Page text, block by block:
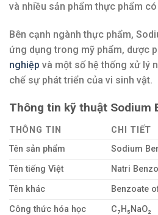
và nhiều sản phẩm thực phẩm
Bên cạnh ngành thực phẩm,
ứng dụng trong mỹ phẩm, dược
nghiệp và một số hệ thống xử lý
chế sự phát triển của vi sinh vật.
Thông tin kỹ thuật Sodium
THÔNG TIN
CHI TIẾT
Tên sản phẩm
Sodium
Tên tiếng Việt
Natri
Tên khác
Benzoate
Công thức hóa học
C₇H₅NaO₂